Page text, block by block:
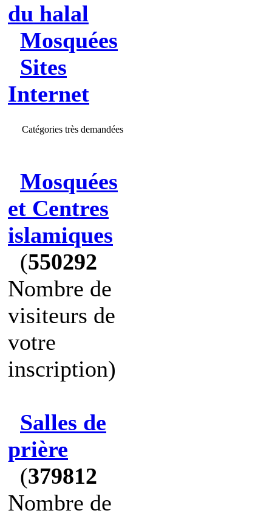
du halal
Mosquées
Sites
Internet
Catégories très demandées
Mosquées
et Centres
islamiques
(550292
Nombre de
visiteurs de
votre
inscription)
Salles de
prière
(379812
Nombre de